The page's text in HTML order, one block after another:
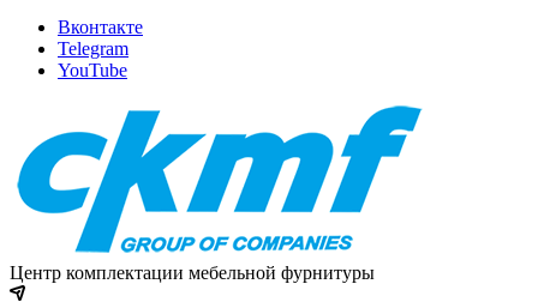
Вконтакте
Telegram
YouTube
Центр комплектации мебельной фурнитуры